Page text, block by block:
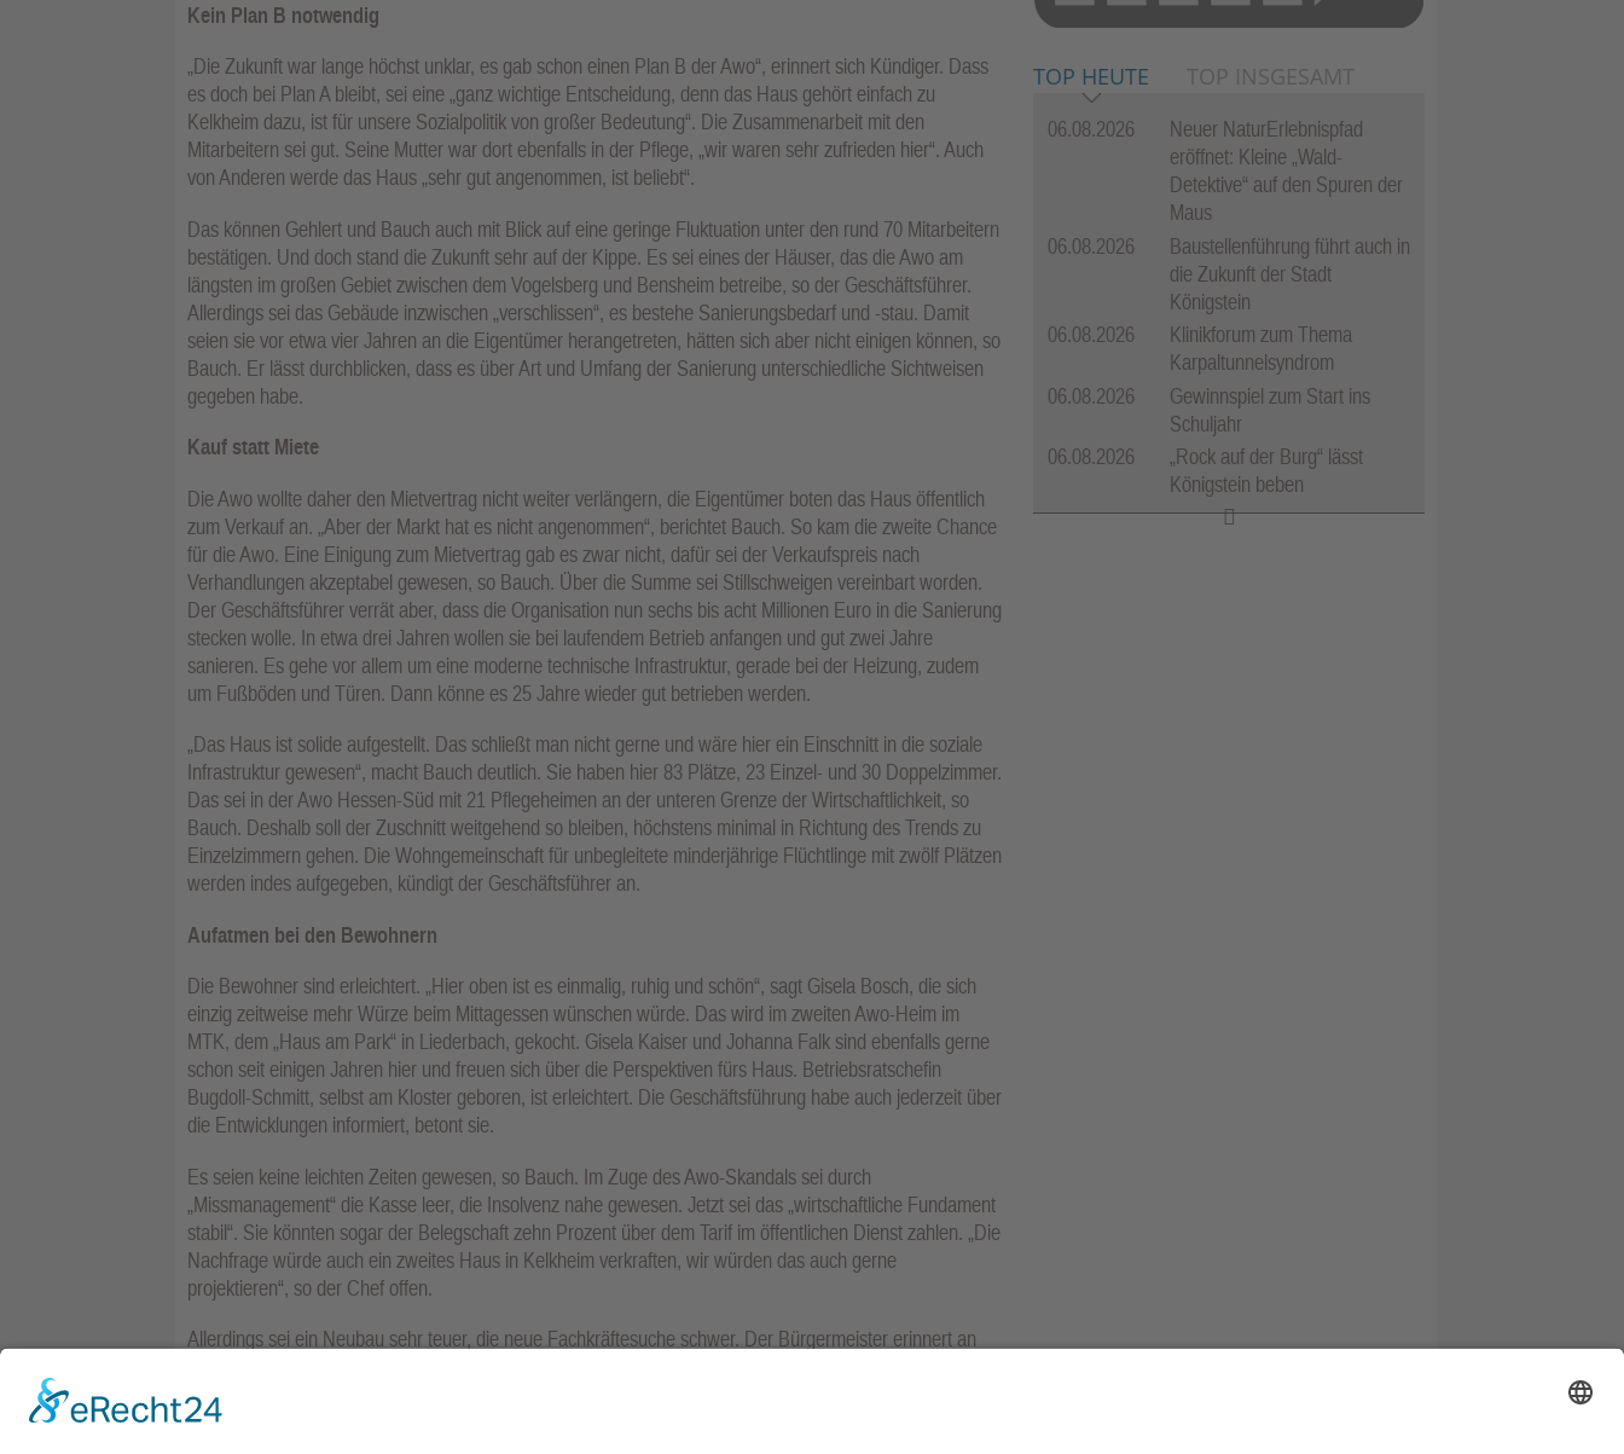
Kein Plan B notwendig
„Die Zukunft war lange höchst unklar, es gab schon einen Plan B der Awo“, erinnert sich Kündiger. Dass
es doch bei Plan A bleibt, sei eine „ganz wichtige Entscheidung, denn das Haus gehört einfach zu
Kelkheim dazu, ist für unsere Sozialpolitik von großer Bedeutung“. Die Zusammenarbeit mit den
Mitarbeitern sei gut. Seine Mutter war dort ebenfalls in der Pflege, „wir waren sehr zufrieden hier“. Auch
von Anderen werde das Haus „sehr gut angenommen, ist beliebt“.
Das können Gehlert und Bauch auch mit Blick auf eine geringe Fluktuation unter den rund 70 Mitarbeitern
bestätigen. Und doch stand die Zukunft sehr auf der Kippe. Es sei eines der Häuser, das die Awo am
längsten im großen Gebiet zwischen dem Vogelsberg und Bensheim betreibe, so der Geschäftsführer.
Allerdings sei das Gebäude inzwischen „verschlissen“, es bestehe Sanierungsbedarf und -stau. Damit
seien sie vor etwa vier Jahren an die Eigentümer herangetreten, hätten sich aber nicht einigen können, so
Bauch. Er lässt durchblicken, dass es über Art und Umfang der Sanierung unterschiedliche Sichtweisen
gegeben habe.
Kauf statt Miete
Die Awo wollte daher den Mietvertrag nicht weiter verlängern, die Eigentümer boten das Haus öffentlich
zum Verkauf an. „Aber der Markt hat es nicht angenommen“, berichtet Bauch. So kam die zweite Chance
für die Awo. Eine Einigung zum Mietvertrag gab es zwar nicht, dafür sei der Verkaufspreis nach
Verhandlungen akzeptabel gewesen, so Bauch. Über die Summe sei Stillschweigen vereinbart worden.
Der Geschäftsführer verrät aber, dass die Organisation nun sechs bis acht Millionen Euro in die Sanierung
stecken wolle. In etwa drei Jahren wollen sie bei laufendem Betrieb anfangen und gut zwei Jahre
sanieren. Es gehe vor allem um eine moderne technische Infrastruktur, gerade bei der Heizung, zudem
um Fußböden und Türen. Dann könne es 25 Jahre wieder gut betrieben werden.
„Das Haus ist solide aufgestellt. Das schließt man nicht gerne und wäre hier ein Einschnitt in die soziale
Infrastruktur gewesen“, macht Bauch deutlich. Sie haben hier 83 Plätze, 23 Einzel- und 30 Doppelzimmer.
Das sei in der Awo Hessen-Süd mit 21 Pflegeheimen an der unteren Grenze der Wirtschaftlichkeit, so
Bauch. Deshalb soll der Zuschnitt weitgehend so bleiben, höchstens minimal in Richtung des Trends zu
Einzelzimmern gehen. Die Wohngemeinschaft für unbegleitete minderjährige Flüchtlinge mit zwölf Plätzen
werden indes aufgegeben, kündigt der Geschäftsführer an.
Aufatmen bei den Bewohnern
Die Bewohner sind erleichtert. „Hier oben ist es einmalig, ruhig und schön“, sagt Gisela Bosch, die sich
einzig zeitweise mehr Würze beim Mittagessen wünschen würde. Das wird im zweiten Awo-Heim im
MTK, dem „Haus am Park“ in Liederbach, gekocht. Gisela Kaiser und Johanna Falk sind ebenfalls gerne
schon seit einigen Jahren hier und freuen sich über die Perspektiven fürs Haus. Betriebsratschefin
Bugdoll-Schmitt, selbst am Kloster geboren, ist erleichtert. Die Geschäftsführung habe auch jederzeit über
die Entwicklungen informiert, betont sie.
Es seien keine leichten Zeiten gewesen, so Bauch. Im Zuge des Awo-Skandals sei durch
„Missmanagement“ die Kasse leer, die Insolvenz nahe gewesen. Jetzt sei das „wirtschaftliche Fundament
stabil“. Sie könnten sogar der Belegschaft zehn Prozent über dem Tarif im öffentlichen Dienst zahlen. „Die
Nachfrage würde auch ein zweites Haus in Kelkheim verkraften, wir würden das auch gerne
projektieren“, so der Chef offen.
Allerdings sei ein Neubau sehr teuer, die neue Fachkräftesuche schwer. Der Bürgermeister erinnert an
holprigen Zufahrtsstraße „Mainblick“ an. Und er gibt den Hinweis: „Achten Sie darauf, dass das Haus
seinen Charme behält.“
TOP HEUTE TOP INSGESAMT
06.08.2026
Neuer NaturErlebnispfad
eröffnet: Kleine „Wald-
Detektive“ auf den Spuren der
Maus
06.08.2026
Baustellenführung führt auch in
die Zukunft der Stadt
Königstein
06.08.2026
Klinikforum zum Thema
Karpaltunnelsyndrom
06.08.2026
Gewinnspiel zum Start ins
Schuljahr
06.08.2026
„Rock auf der Burg“ lässt
Königstein beben